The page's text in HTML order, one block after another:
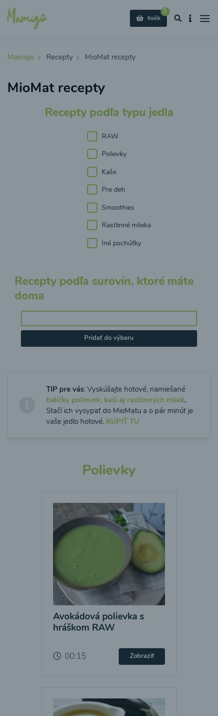
0
Košík
Mamigo Recepty MioMat recepty
MioMat recepty
Recepty podľa typu jedla
RAW
Polievky
Kaše
Pre deti
Smoothies
Rastlinné mlieka
Iné pochúťky
Recepty podľa surovín, ktoré máte
doma
Pridať do výberu
TIP pre vás: Vyskúšajte hotové, namiešané
balíčky polievok, kaší aj rastlinných mliek.
Stačí ich vysypať do MioMatu a o pár minút je
vaše jedlo hotové. KÚPIŤ TU
Polievky
Avokádová polievka s
hráškom RAW
00:15 Zobraziť